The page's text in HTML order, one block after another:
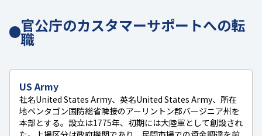
官公庁のカスタマーサポートへの転
職
US Army
社名United States Army、英名United States Army、所在
地ペンタゴン国防総省隣接のアーリントン郡バージニア州を
本部とする。設立は1775年、初期には大陸軍として創設され